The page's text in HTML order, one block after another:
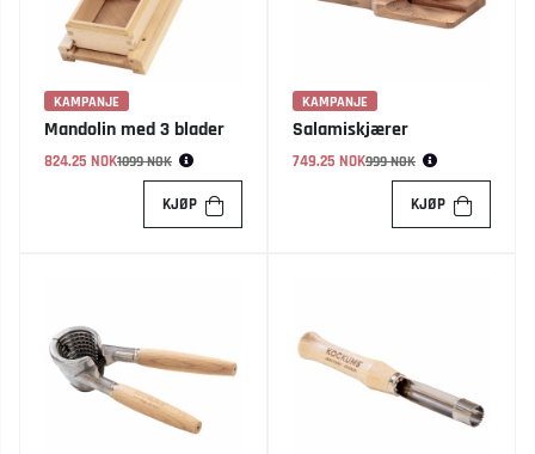
KAMPANJE
Mandolin med 3 blader
824.25 NOK
Vanlig pris:1099 NOK
KJØP
KAMPANJE
Salamiskjærer
749.25 NOK
Vanlig pris:999 NOK
KJØP